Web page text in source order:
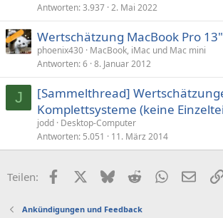
Antworten 3.937 2. Mai 2022
Wertschätzung MacBook Pro
phoenix430 MacBook, iMac und Mac mini
Antworten 6 8. Januar 2012
J
[Sammelthread]
Komplettsysteme (keine
jodd Desktop-Computer
Antworten 5.051 11. März 2014
Teilen: FacebookX (Twitter)
BlueskyRedditWhatsApp
E-
Ankündigungen und Feedback